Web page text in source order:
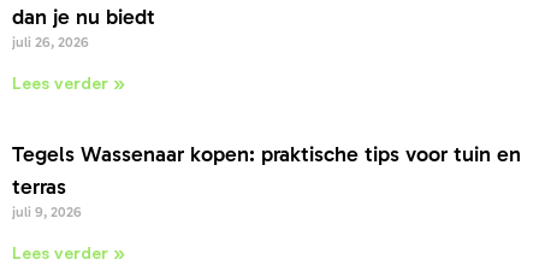
dan je nu biedt
juli 26, 2026
Lees verder »
Tegels Wassenaar kopen: praktische tips voor tuin en
terras
juli 9, 2026
Lees verder »